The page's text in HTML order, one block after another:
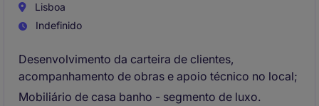
Lisboa
Indefinido
Desenvolvimento da carteira de clientes,
acompanhamento de obras e apoio técnico no local;
Mobiliário de casa banho - segmento de luxo.